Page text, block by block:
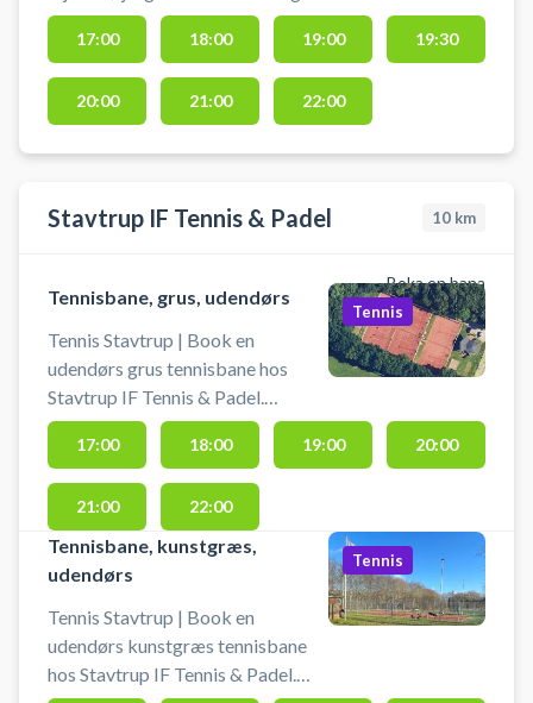
Banen har grus der kan spilles på
stort set året rundt. Book
tennisbane og spil tennis i
Hjortshøj-Egå på en
17:00 18:00 19:00 19:30
20:00 21:00 22:00
Stavtrup IF Tennis & Padel 10 km
Boka en bana
Tennisbane, grus, udendørs
Tennis Stavtrup | Book en
udendørs grus tennisbane hos
Stavtrup IF Tennis & Padel.
Stavtrup IF Tennis & Padel byder
på grus tennis i skønne
naturomgivelser på deres tennis-
og padelanlæg i Stavtrup, hvor der
også findes 1 kunstgræs
tennisbane og 1 udendørs
parkering ved grusbanerne hos
Stavtrup IF Tennis & Padel
beliggende på Bispevej 1, 8260
Tennis
17:00 18:00 19:00 20:00
21:00 22:00
Tennisbane, kunstgræs,
udendørs
Tennis Stavtrup | Book en
udendørs kunstgræs tennisbane
hos Stavtrup IF Tennis & Padel.
Tennis